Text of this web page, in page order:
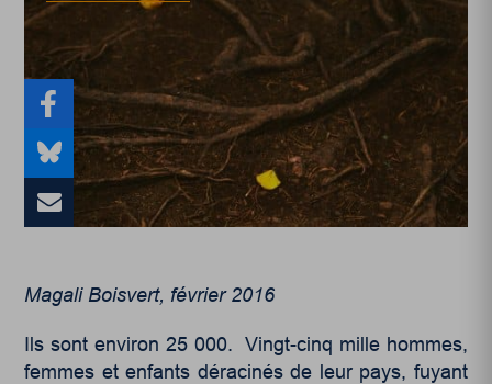
Magali Boisvert, février 2016
Ils sont environ 25 000. Vingt-cinq mille hommes,
femmes et enfants déracinés de leur pays, fuyant